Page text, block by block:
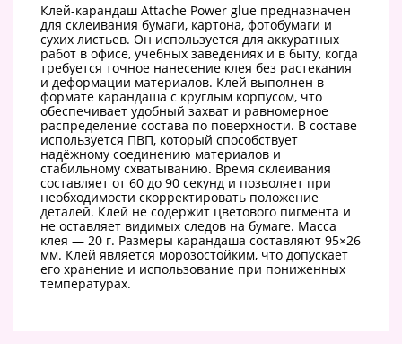
Клей-карандаш Attache Power glue предназначен
для склеивания бумаги, картона, фотобумаги и
сухих листьев. Он используется для аккуратных
работ в офисе, учебных заведениях и в быту, когда
требуется точное нанесение клея без растекания
и деформации материалов. Клей выполнен в
формате карандаша с круглым корпусом, что
обеспечивает удобный захват и равномерное
распределение состава по поверхности. В составе
используется ПВП, который способствует
надёжному соединению материалов и
стабильному схватыванию. Время склеивания
составляет от 60 до 90 секунд и позволяет при
необходимости скорректировать положение
деталей. Клей не содержит цветового пигмента и
не оставляет видимых следов на бумаге. Масса
клея — 20 г. Размеры карандаша составляют 95×26
мм. Клей является морозостойким, что допускает
его хранение и использование при пониженных
температурах.